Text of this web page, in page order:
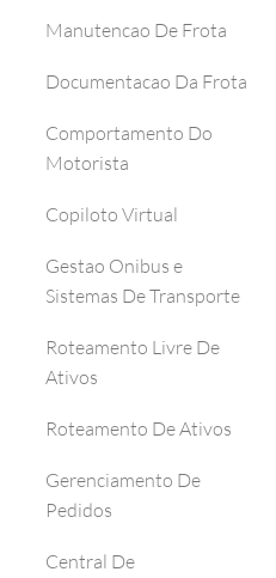
Manutencao De Frota
Documentacao Da Frota
Comportamento Do
Motorista
Copiloto Virtual
Gestao Onibus e
Sistemas De Transporte
Roteamento Livre De
Ativos
Roteamento De Ativos
Gerenciamento De
Pedidos
Central De